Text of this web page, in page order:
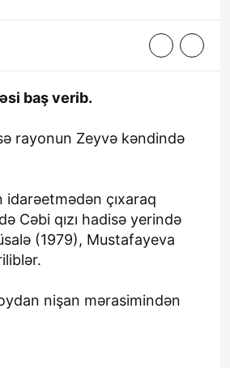
baş verib.
rayonun Zeyvə kəndində
çıxaraq
Cəbi qızı hadisə yerində
(1979), Mustafayeva
nişan mərasimindən